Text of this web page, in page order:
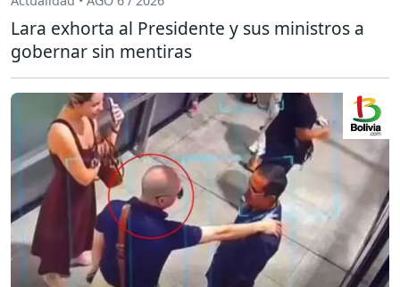
Lara exhorta al Presidente y sus ministros a
gobernar sin mentiras